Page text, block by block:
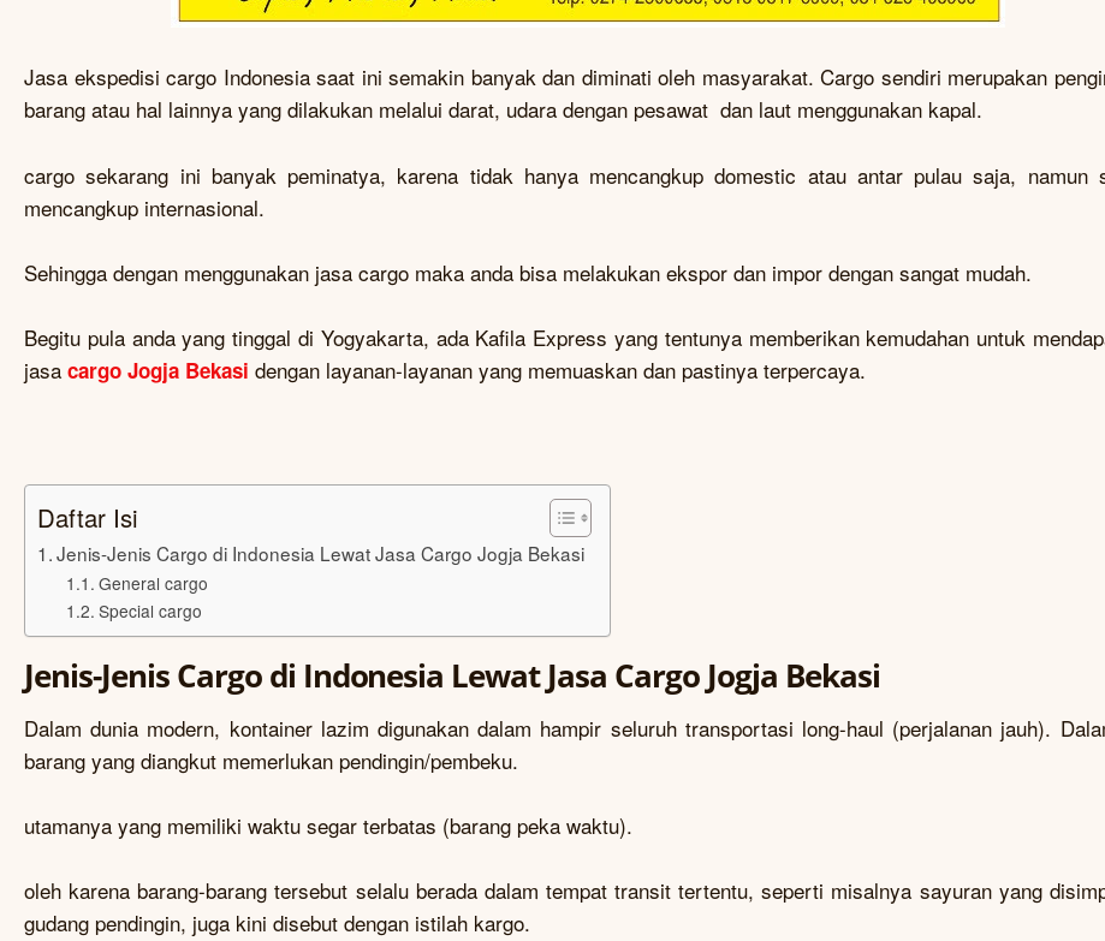
Jasa ekspedisi cargo Indonesia saat ini semakin banyak dan diminati oleh masyarakat. Cargo sendiri merupakan
barang atau hal lainnya yang dilakukan melalui darat, udara dengan pesawat dan laut menggunakan kapal.
cargo sekarang ini banyak peminatya, karena tidak hanya mencangkup domestic atau antar pulau saja, namun
mencangkup internasional.
Sehingga dengan menggunakan jasa cargo maka anda bisa melakukan ekspor dan impor dengan sangat mudah.
Begitu pula anda yang tinggal di Yogyakarta, ada Kafila Express yang tentunya memberikan kemudahan untuk
jasa cargo Jogja Bekasi dengan layanan-layanan yang memuaskan dan pastinya terpercaya.
Daftar Isi
Jenis-Jenis Cargo di Indonesia Lewat Jasa Cargo Jogja Bekasi
General cargo
Special cargo
Jenis-Jenis Cargo di Indonesia Lewat Jasa Cargo Jogja Bekasi
Dalam dunia modern, kontainer lazim digunakan dalam hampir seluruh transportasi long-haul (perjalanan jauh).
barang yang diangkut memerlukan pendingin/pembeku.
utamanya yang memiliki waktu segar terbatas (barang peka waktu).
oleh karena barang-barang tersebut selalu berada dalam tempat transit tertentu, seperti misalnya sayuran yang
gudang pendingin, juga kini disebut dengan istilah kargo.